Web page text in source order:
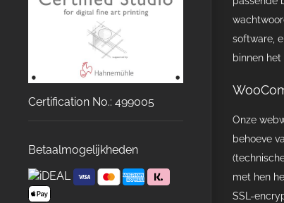
Certification No.: 499005
Betaalmogelijkheden
software,
binnen
Onze
behoeve
met hen
SSL-